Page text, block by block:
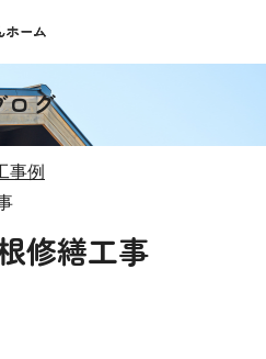
ログ
事例
修繕工事